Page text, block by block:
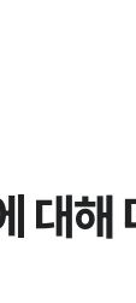
대해